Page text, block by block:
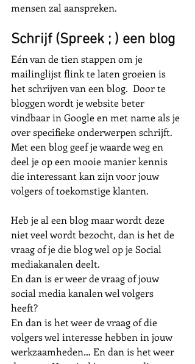
mensen zal aanspreken.
Schrijf (Spreek ; ) een blog
Eén van de tien stappen om je
mailinglijst flink te laten groeien is
het schrijven van een blog.  Door te
bloggen wordt je website beter
vindbaar in Google en met name als je
over specifieke onderwerpen schrijft.
Met een blog geef je waarde weg en
deel je op een mooie manier kennis
die interessant kan zijn voor jouw
volgers of toekomstige klanten.
Heb je al een blog maar wordt deze
niet veel wordt bezocht, dan is het de
vraag of je die blog wel op je Social
mediakanalen deelt.
En dan is er weer de vraag of jouw
social media kanalen wel volgers
heeft?
En dan is het weer de vraag of die
volgers wel interesse hebben in jouw
werkzaamheden… En dan is het weer